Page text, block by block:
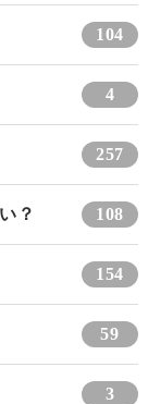
104
4
257
？ 108
154
59
3